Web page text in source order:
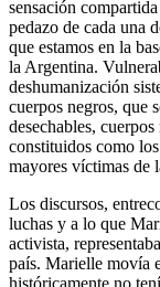
sensación
pedazo de cada una
que estamos en la
la Argentina.
deshumanización
cuerpos negros, que
desechables,
constituidos como
mayores víctimas de
Los discursos,
luchas y a lo que
activista,
país. Marielle movía
históricamente no